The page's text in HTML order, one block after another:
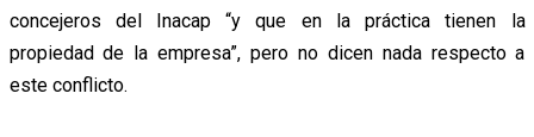
concejeros del Inacap “y que en la práctica tienen la
propiedad de la empresa”, pero no dicen nada respecto a
este conflicto.